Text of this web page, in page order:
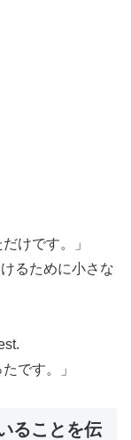
けです。」
るために小さな
です。」
ることを伝